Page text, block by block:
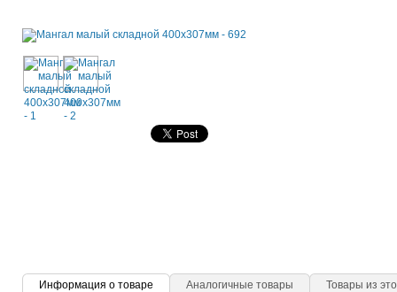
Информация о товаре Аналогичные товары Товары из